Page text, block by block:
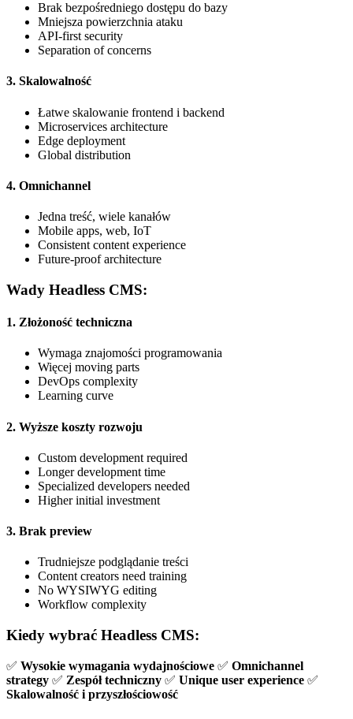
Brak bezpośredniego dostępu do bazy
Mniejsza powierzchnia ataku
API-first security
Separation of concerns
3. Skalowalność
Łatwe skalowanie frontend i backend
Microservices architecture
Edge deployment
Global distribution
4. Omnichannel
Jedna treść, wiele kanałów
Mobile apps, web, IoT
Consistent content experience
Future-proof architecture
Wady Headless CMS:
1. Złożoność techniczna
Wymaga znajomości programowania
Więcej moving parts
DevOps complexity
Learning curve
2. Wyższe koszty rozwoju
Custom development required
Longer development time
Specialized developers needed
Higher initial investment
3. Brak preview
Trudniejsze podglądanie treści
Content creators need training
No WYSIWYG editing
Workflow complexity
Kiedy wybrać Headless CMS:
✅ Wysokie wymagania wydajnościowe ✅ Omnichannel
strategy ✅ Zespół techniczny ✅ Unique user experience ✅
Skalowalność i przyszłościowość